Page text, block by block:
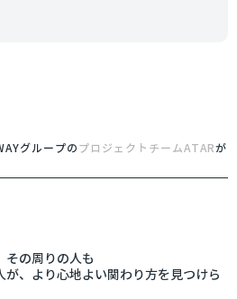
グループの プロジェクトチームATARが
その周りの人も
、より心地よい関わり方を見つけら